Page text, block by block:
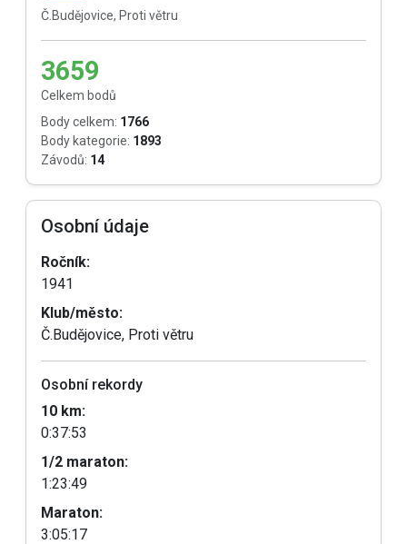
Č.Budějovice, Proti větru
3659
Celkem bodů
Body celkem: 1766
Body kategorie: 1893
Závodů: 14
Osobní údaje
Ročník:
1941
Klub/město:
Č.Budějovice, Proti větru
Osobní rekordy
10 km:
0:37:53
1/2 maraton:
1:23:49
Maraton:
3:05:17